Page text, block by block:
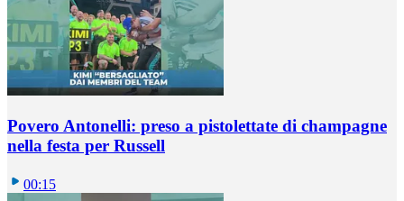
Povero Antonelli: preso a pistolettate di champagne
nella festa per Russell
00:15